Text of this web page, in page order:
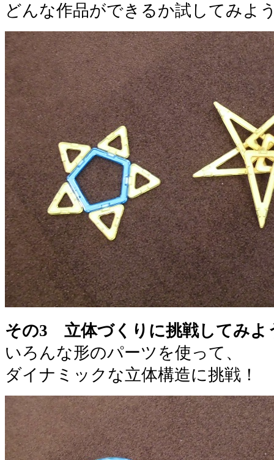
どんな作品ができるか試してみよ
その3 立体づくりに挑戦してみよ
いろんな形のパーツを使って、
ダイナミックな立体構造に挑戦！